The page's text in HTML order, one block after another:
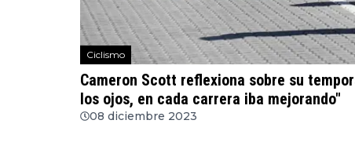
Ciclismo
Cameron Scott reflexiona sobre su
los ojos, en cada carrera iba mejorando"
08 diciembre 2023